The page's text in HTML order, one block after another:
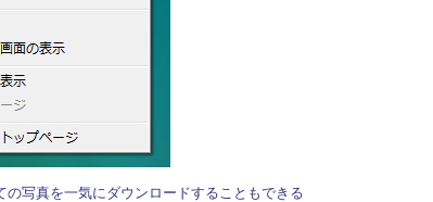
写真を一気にダウンロードすることもできる